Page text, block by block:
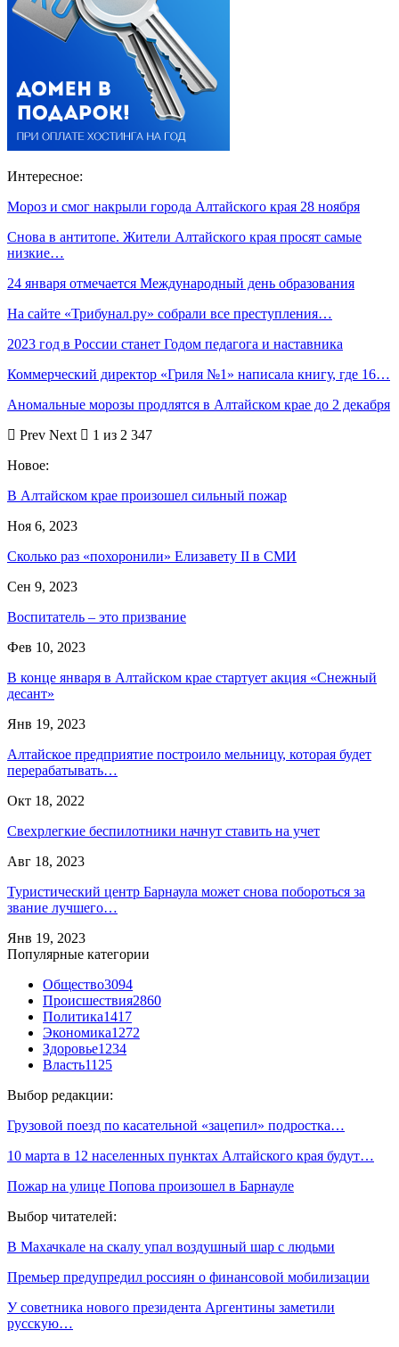
Интересное:
Мороз и смог накрыли города Алтайского края 28 ноября
Снова в антитопе. Жители Алтайского края просят самые
низкие…
24 января отмечается Международный день образования
На сайте «Трибунал.ру» собрали все преступления…
2023 год в России станет Годом педагога и наставника
Коммерческий директор «Гриля №1» написала книгу, где 16…
Аномальные морозы продлятся в Алтайском крае до 2 декабря
Prev Next
1 из 2 347
Новое:
В Алтайском крае произошел сильный пожар
Ноя 6, 2023
Сколько раз «похоронили» Елизавету II в СМИ
Сен 9, 2023
Воспитатель – это призвание
Фев 10, 2023
В конце января в Алтайском крае стартует акция «Снежный
десант»
Янв 19, 2023
Алтайское предприятие построило мельницу, которая будет
перерабатывать…
Окт 18, 2022
Свехрлегкие беспилотники начнут ставить на учет
Авг 18, 2023
Туристический центр Барнаула может снова побороться за
звание лучшего…
Янв 19, 2023
Популярные категории
Общество3094
Происшествия2860
Политика1417
Экономика1272
Здоровье1234
Власть1125
Выбор редакции:
Грузовой поезд по касательной «зацепил» подростка…
10 марта в 12 населенных пунктах Алтайского края будут…
Пожар на улице Попова произошел в Барнауле
Выбор читателей:
В Махачкале на скалу упал воздушный шар с людьми
Премьер предупредил россиян о финансовой мобилизации
У советника нового президента Аргентины заметили
русскую…